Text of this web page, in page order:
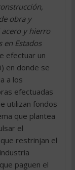
obra y
y hierro
en Estados
efectuar un
en donde se
a los
efectuadas
utilizan fondos
que plantea
el
restrinjan el
paguen el